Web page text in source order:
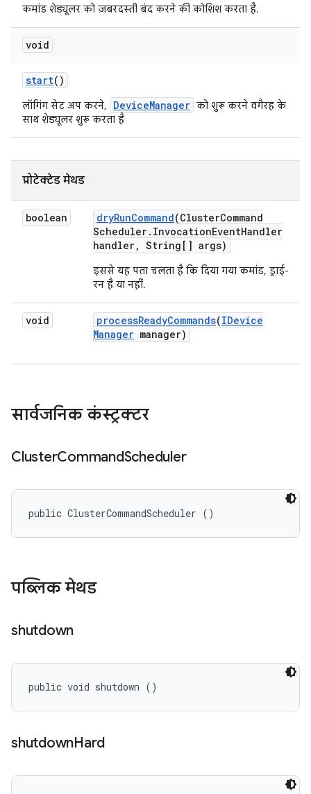
कमांड शेड्यूलर को ज़बरदस्ती बंद करने की कोशिश करता है.
void
start()
लॉगिंग सेट अप करने, DeviceManager को शुरू करने वगैरह के
साथ शेड्यूलर शुरू करता है
प्रोटेक्टेड मेथड
boolean dryRunCommand(ClusterCommand
Scheduler. InvocationEventHandler
handler, String[] args)
इससे यह पता चलता है कि दिया गया कमांड, ड्राई-
रन है या नहीं.
void processReadyCommands(IDevice
Manager manager)
सार्वजनिक कंस्ट्रक्टर
ClusterCommandScheduler
public ClusterCommandScheduler ()
पब्लिक मेथड
shutdown
public void shutdown ()
shutdownHard